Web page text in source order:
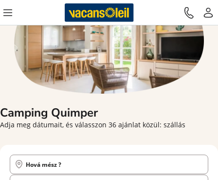
Camping Quimper
Adja meg dátumait, és válasszon 36 ajánlat közül: szállás
Hová mész ?